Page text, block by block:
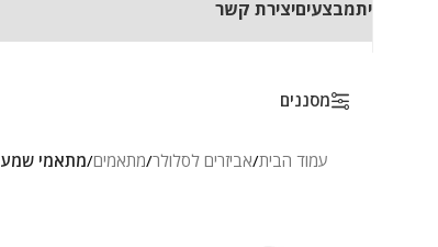
ביתמבצעיםיצירת קשר
מסננים
עמוד הבית/אביזרים לסלולר/מתאמים/מתאמי שמע